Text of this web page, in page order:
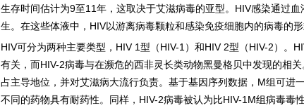
生存时间估计为9至11年，这取决于艾滋病毒的亚型。 HIV感染通过血
生。在这些体液中， HIV以游离病毒颗粒和感染免疫细胞内的病毒的形
HIV可分为两种主要类型， HIV 1型（HIV-1 ）和HIV 2型（HIV-2）。
有关，而HIV-2病毒与在濒危的西非灵长类动物黑曼格贝中发现的相关
占主导地位，并对艾滋病大流行负责。基于基因序列数据， M组可进
不同的药物具有耐药性。同样， HIV-2病毒被认为比HIV-1M组病毒毒